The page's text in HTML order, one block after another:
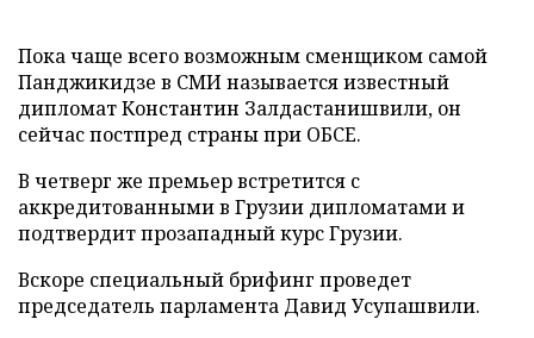
Пока чаще всего возможным сменщиком самой
Панджикидзе в СМИ называется известный
дипломат Константин Залдастанишвили, он
сейчас постпред страны при ОБСЕ.
В четверг же премьер встретится с
аккредитованными в Грузии дипломатами и
подтвердит прозападный курс Грузии.
Вскоре специальный брифинг проведет
председатель парламента Давид Усупашвили.